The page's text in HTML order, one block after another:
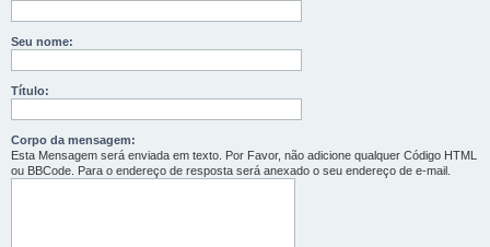
Seu nome:
Título:
Corpo da mensagem:
Esta Mensagem será enviada em texto. Por Favor, não adicione qualquer Código HTML
ou BBCode. Para o endereço de resposta será anexado o seu endereço de e-mail.